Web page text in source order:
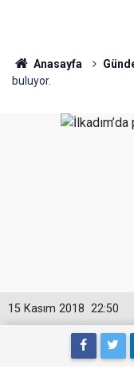
Anasayfa
buluyor.
22:50
15 Kasım 2018